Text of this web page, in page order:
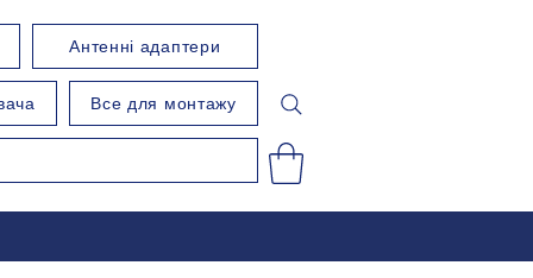
Антенні адаптери
Все для монтажу